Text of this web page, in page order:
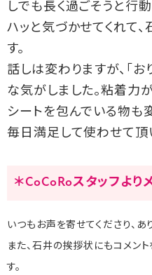
しでも長く過ごそうと行動
ハッと気づかせてくれて
す。
話しは変わりますが、「お
な気がしました。粘着力
シートを包んでいる物も
毎日満足して使わせて頂
＊CoCoRoスタッフより
いつもお声を寄せてくださり、あ
また、石井の挨拶状にもコメン
す。